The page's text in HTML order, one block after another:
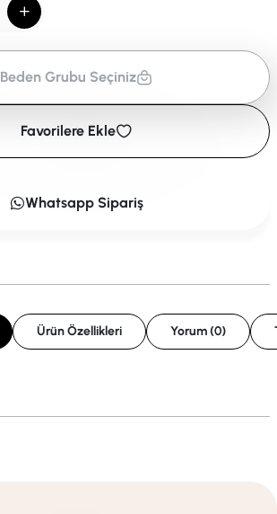
Beden Grubu Seçiniz
Favorilere Ekle
Whatsapp Sipariş
Ürün Özellikleri Yorum (0)